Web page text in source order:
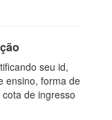
seu id,
ensino, forma de
de ingresso